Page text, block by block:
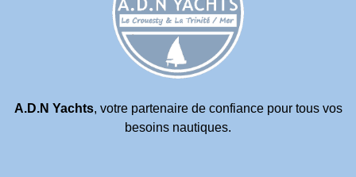
A.D.N Yachts, votre partenaire de confiance pour tous vos
besoins nautiques.